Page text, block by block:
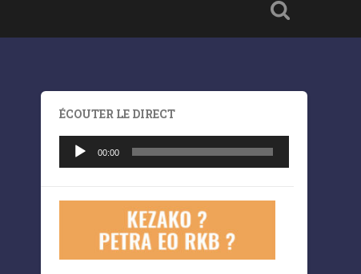
ÉCOUTER LE DIRECT
Lecteur
audio
00:00